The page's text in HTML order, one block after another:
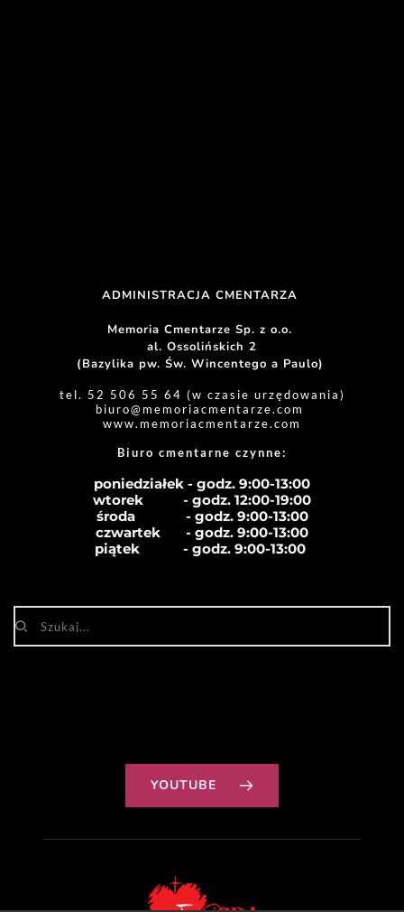
ADMINISTRACJA CMENTARZA
Memoria Cmentarze Sp. z o.o.
al. Ossolińskich 2
(Bazylika pw. Św. Wincentego a Paulo)
tel. 52 506 55 64 (w czasie urzędowania)
biuro@memoriacmentarze.com
www.memoriacmentarze.com
Biuro cmentarne czynne:
poniedziałek - godz. 9:00-13:00
wtorek           - godz. 12:00-19:00
środa              - godz. 9:00-13:00
czwartek       - godz. 9:00-13:00
piątek            - godz. 9:00-13:00
YOUTUBE